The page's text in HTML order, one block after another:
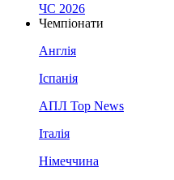
ЧС 2026
Чемпіонати
Англія
Іспанія
АПЛ Top News
Італія
Німеччина